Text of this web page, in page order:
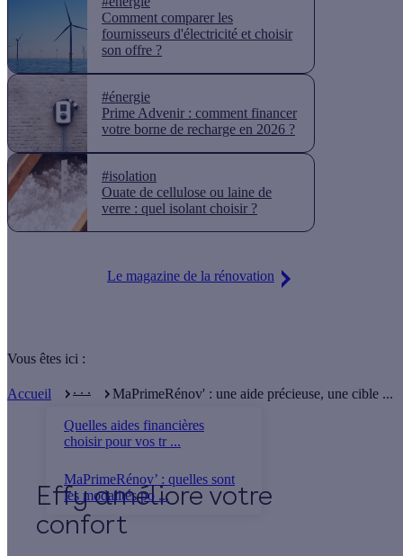
Comment comparer les
fournisseurs d'électricité et choisir
son offre ?
#énergie
Prime Advenir : comment financer
votre borne de recharge en 2026 ?
#isolation
Ouate de cellulose ou laine de
verre : quel isolant choisir ?
Le magazine de la rénovation
Vous êtes ici :
Accueil . . .
Quelles aides financières
choisir pour vos tr ...
MaPrimeRénov’ : quelles sont
les modalités po ...
MaPrimeRénov' : une aide précieuse, une cible ...
Effy